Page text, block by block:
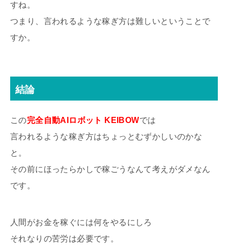
すね。
つまり、言われるような稼ぎ方は難しいということで
すか。
結論
この完全自動AIロボット KEIBOWでは
言われるような稼ぎ方はちょっとむずかしいのかな
と。
その前にほったらかしで稼ごうなんて考えがダメなん
です。
人間がお金を稼ぐには何をやるにしろ
それなりの苦労は必要です。